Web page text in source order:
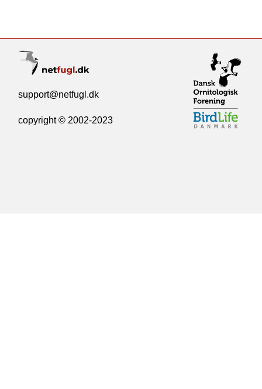
support@netfugl.dk
copyright © 2002-2023